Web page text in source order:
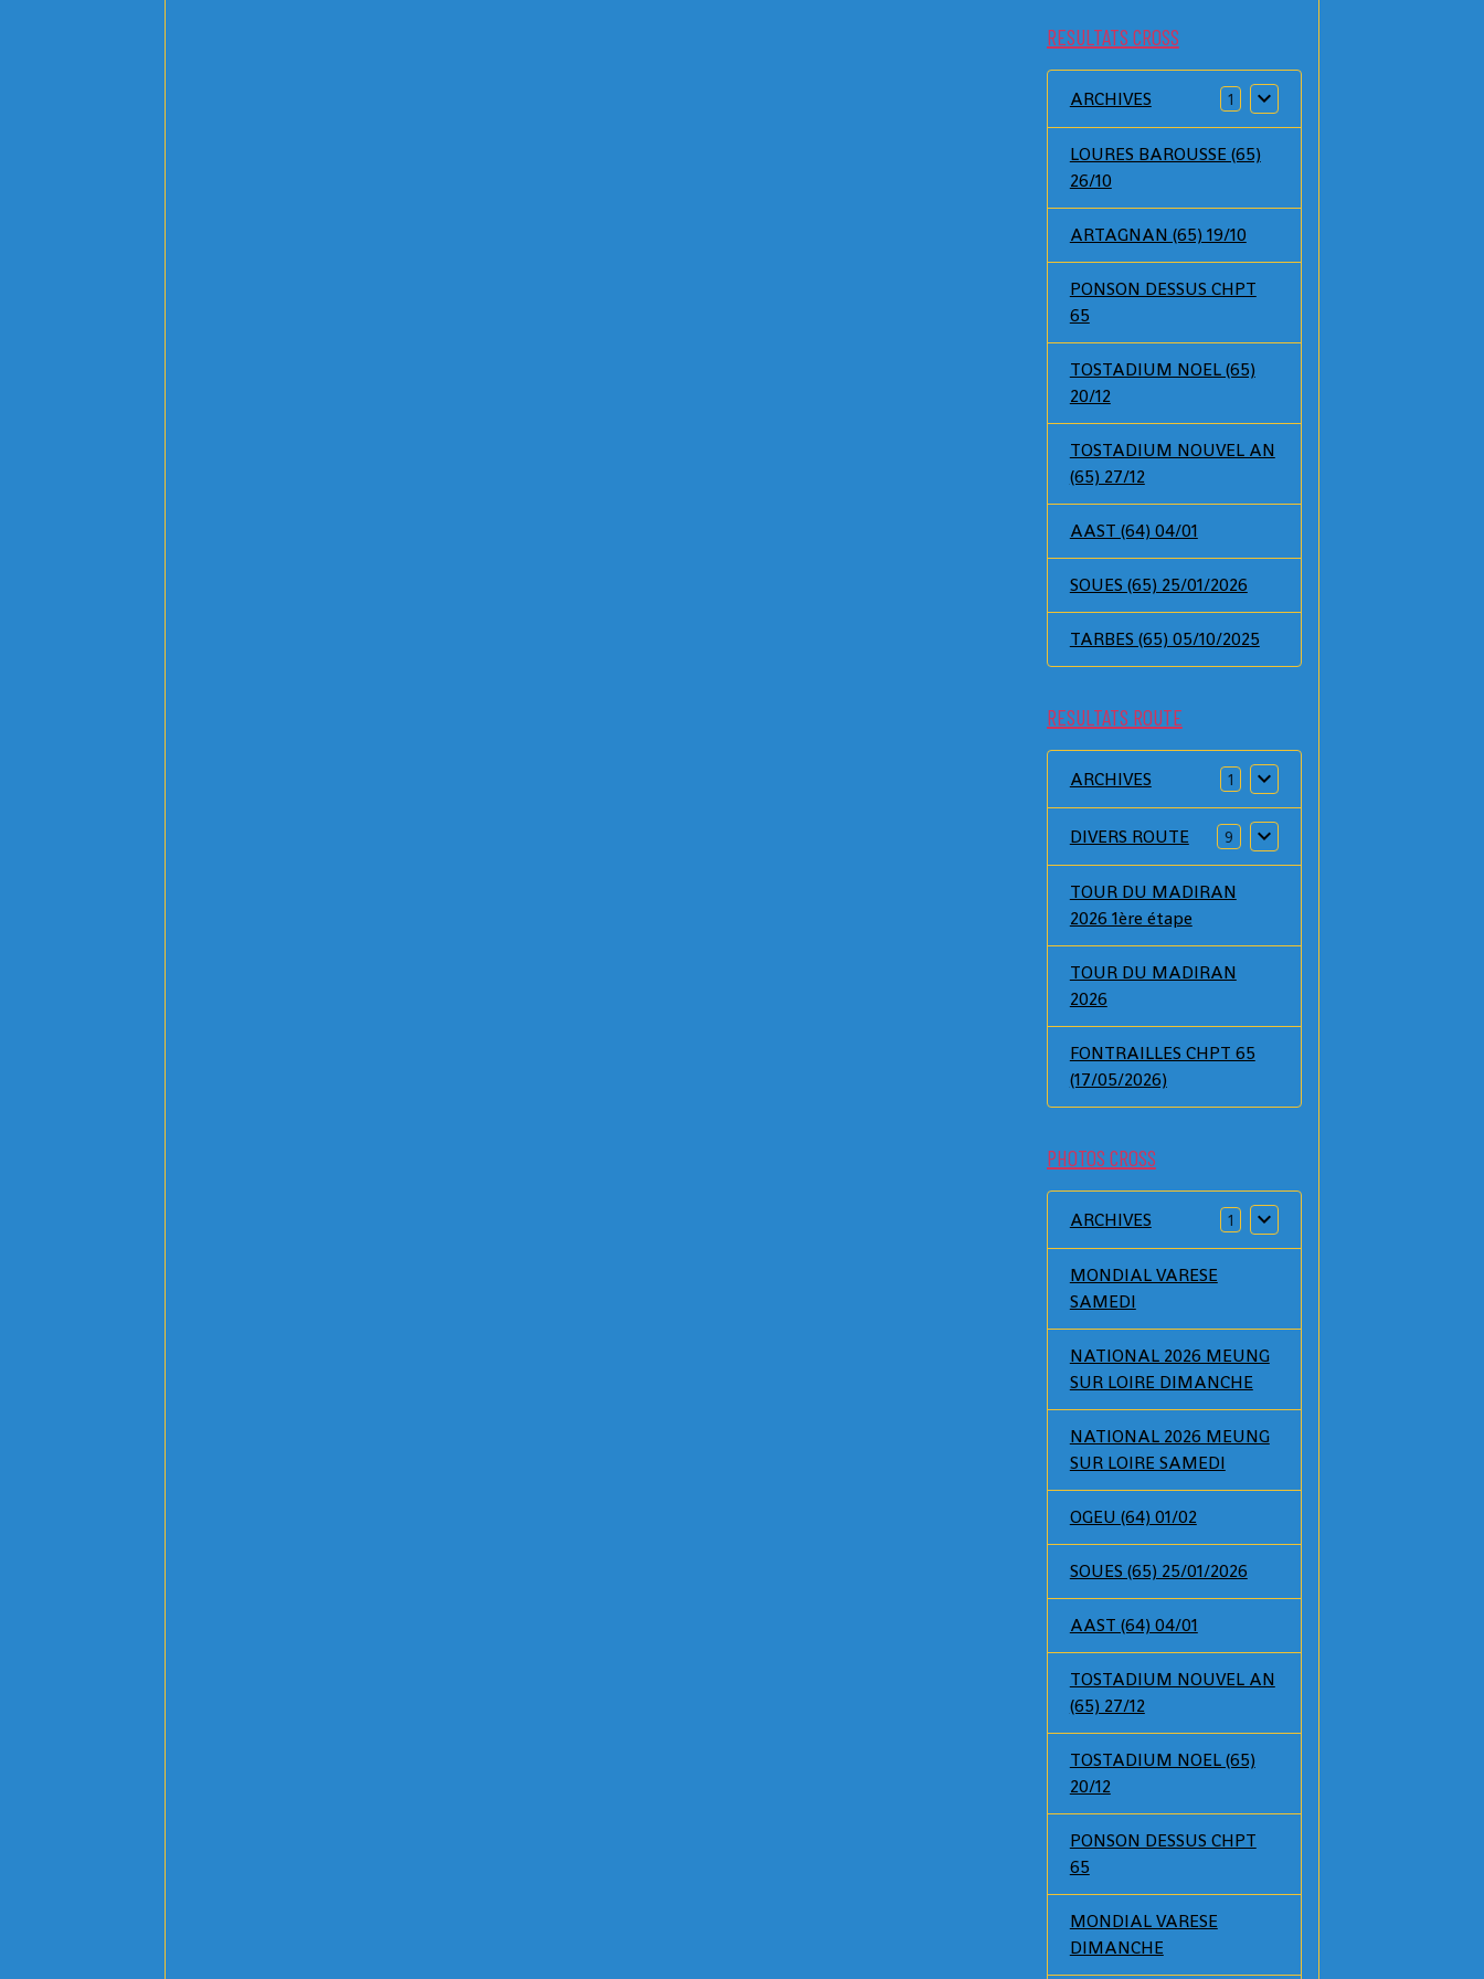
RESULTATS CROSS
ARCHIVES 1
LOURES BAROUSSE (65)
26/10
ARTAGNAN (65) 19/10
PONSON DESSUS CHPT
65
TOSTADIUM NOEL (65)
20/12
TOSTADIUM NOUVEL AN
(65) 27/12
AAST (64) 04/01
SOUES (65) 25/01/2026
TARBES (65) 05/10/2025
RESULTATS ROUTE
ARCHIVES 1
DIVERS ROUTE 9
TOUR DU MADIRAN
2026 1ère étape
TOUR DU MADIRAN
2026
FONTRAILLES CHPT 65
(17/05/2026)
PHOTOS CROSS
ARCHIVES 1
MONDIAL VARESE
SAMEDI
NATIONAL 2026 MEUNG
SUR LOIRE DIMANCHE
NATIONAL 2026 MEUNG
SUR LOIRE SAMEDI
OGEU (64) 01/02
SOUES (65) 25/01/2026
AAST (64) 04/01
TOSTADIUM NOUVEL AN
(65) 27/12
TOSTADIUM NOEL (65)
20/12
PONSON DESSUS CHPT
65
MONDIAL VARESE
DIMANCHE